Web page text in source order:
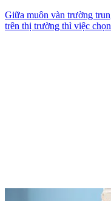
Giữa muôn vàn trường
trên thị trường thì việc